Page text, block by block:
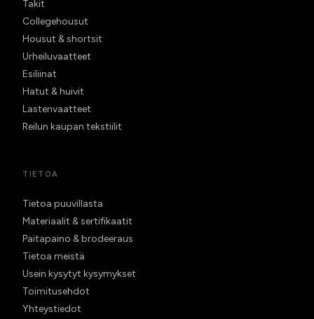
Takit
Collegehousut
Housut & shortsit
Urheiluvaatteet
Esiliinat
Hatut & huivit
Lastenvaatteet
Reilun kaupan tekstiilit
TIETOA
Tietoa puuvillasta
Materiaalit & sertifikaatit
Paitapaino & brodeeraus
Tietoa meistä
Usein kysytyt kysymykset
Toimitusehdot
Yhteystiedot